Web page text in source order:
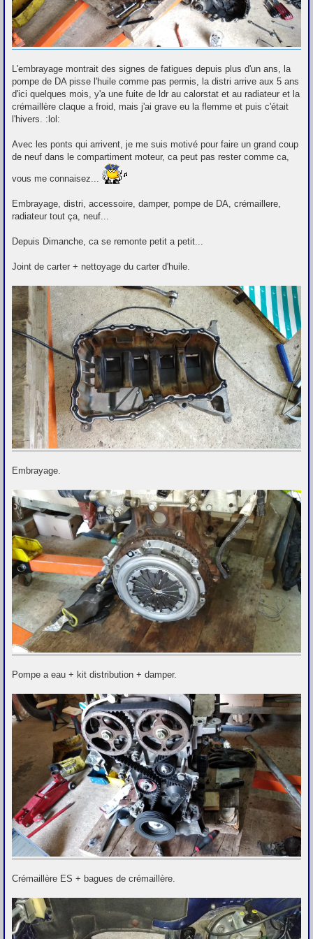
L'embrayage montrait des signes de fatigues depuis plus d'un ans, la
pompe de DA pisse l'huile comme pas permis, la distri arrive aux 5 ans
d'ici quelques mois, y'a une fuite de ldr au calorstat et au radiateur et la
crémaillère claque a froid, mais j'ai grave eu la flemme et puis c'était
l'hivers. :lol:
Avec les ponts qui arrivent, je me suis motivé pour faire un grand coup
de neuf dans le compartiment moteur, ca peut pas rester comme ca,
vous me connaisez...
Embrayage, distri, accessoire, damper, pompe de DA, crémaillere,
radiateur tout ça, neuf...
Depuis Dimanche, ca se remonte petit a petit...
Joint de carter + nettoyage du carter d'huile.
Embrayage.
Pompe a eau + kit distribution + damper.
Crémaillère ES + bagues de crémaillère.